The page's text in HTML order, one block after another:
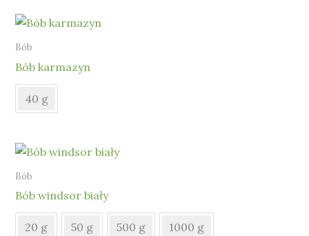
Bób
Bób karmazyn
40 g
Bób
Bób windsor biały
20 g 50 g 500 g 1000 g